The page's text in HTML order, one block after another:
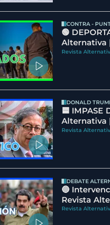
CONTRA -
🟢
Alternativa
Revista
DONALD
🟦 IMPASE
Alternativa
Revista
DEBATE
🔵
Revista
Revista